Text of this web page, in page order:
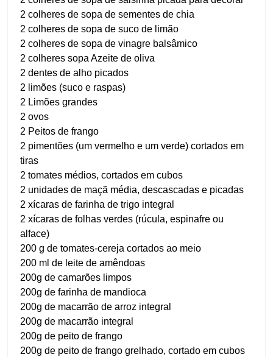
2 colheres de sopa de sementes de chia
2 colheres de sopa de suco de limão
2 colheres de sopa de vinagre balsâmico
2 colheres sopa Azeite de oliva
2 dentes de alho picados
2 limões (suco e raspas)
2 Limões grandes
2 ovos
2 Peitos de frango
2 pimentões (um vermelho e um verde) cortados em
tiras
2 tomates médios, cortados em cubos
2 unidades de maçã média, descascadas e picadas
2 xícaras de farinha de trigo integral
2 xícaras de folhas verdes (rúcula, espinafre ou
alface)
200 g de tomates-cereja cortados ao meio
200 ml de leite de amêndoas
200g de camarões limpos
200g de farinha de mandioca
200g de macarrão de arroz integral
200g de macarrão integral
200g de peito de frango
200g de peito de frango grelhado, cortado em cubos